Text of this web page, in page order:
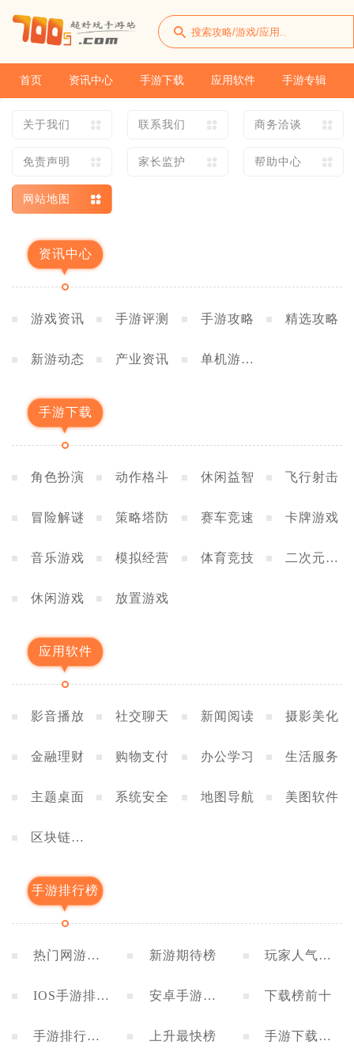
首页 资讯中心 手游下载 应用软件 手游专辑
关于我们 联系我们 商务洽谈
免责声明 家长监护 帮助中心
网站地图
资讯中心
游戏资讯 手游评测 手游攻略 精选攻略
新游动态 产业资讯
单机游戏
手游下载
角色扮演 动作格斗 休闲益智 飞行射击
冒险解谜 策略塔防 赛车竞速 卡牌游戏
音乐游戏 模拟经营 体育竞技
二次元养
休闲游戏
放置游戏
应用软件
影音播放 社交聊天 新闻阅读 摄影美化
金融理财 购物支付 办公学习 生活服务
主题桌面 系统安全 地图导航 美图软件
区块链应
手游排行榜
热门网游排
新游期待榜
玩家人气排
IOS手游排行
安卓手游排
下载榜前十
手游排行榜
上升最快榜
手游下载排